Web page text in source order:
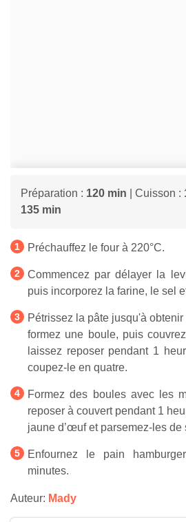
Préparation : 120 min | Cuisson :
135 min
Préchauffez le four à 220°C.
Commencez par délayer la
puis incorporez la farine, le sel
Pétrissez la pâte jusqu'à
formez une boule, puis
laissez reposer pendant 1
coupez-le en quatre.
Formez des boules avec les
reposer à couvert pendant 1
jaune d’œuf et parsemez-les de
Enfournez le pain
minutes.
Auteur: Mady